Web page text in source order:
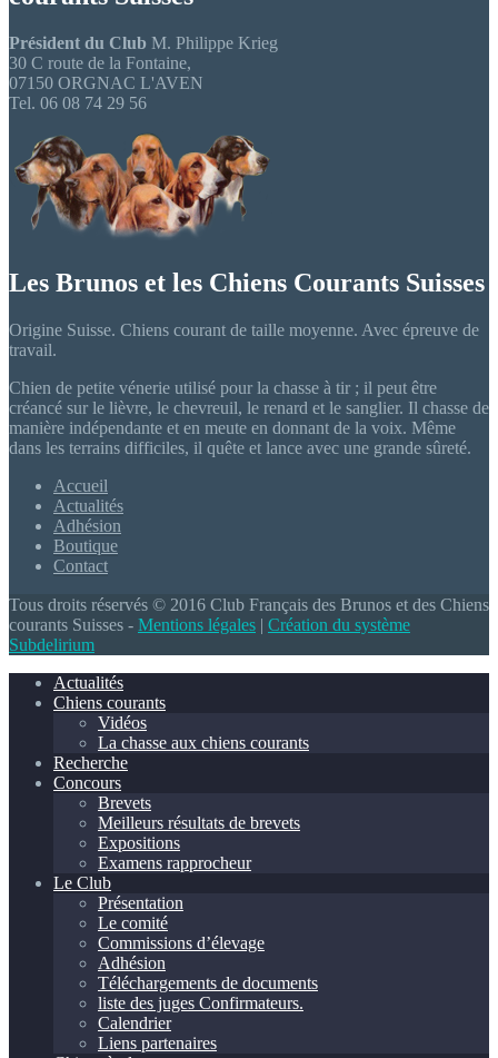
Président du Club M. Philippe Krieg
30 C route de la Fontaine,
07150 ORGNAC L'AVEN
Tel. 06 08 74 29 56
Les Brunos et les Chiens Courants Suisses
Origine Suisse. Chiens courant de taille moyenne. Avec épreuve de
travail.
Chien de petite vénerie utilisé pour la chasse à tir ; il peut être
créancé sur le lièvre, le chevreuil, le renard et le sanglier. Il chasse de
manière indépendante et en meute en donnant de la voix. Même
dans les terrains difficiles, il quête et lance avec une grande sûreté.
Accueil
Actualités
Adhésion
Boutique
Contact
Tous droits réservés © 2016 Club Français des Brunos et des Chiens
courants Suisses - Mentions légales | Création du système
Subdelirium
Actualités
Chiens courants
Vidéos
La chasse aux chiens courants
Recherche
Concours
Brevets
Meilleurs résultats de brevets
Expositions
Examens rapprocheur
Le Club
Présentation
Le comité
Commissions d’élevage
Adhésion
Téléchargements de documents
liste des juges Confirmateurs.
Calendrier
Liens partenaires